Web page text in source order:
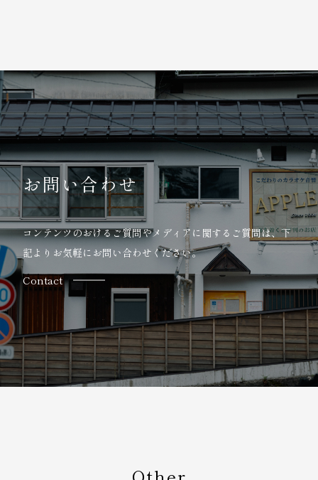
お問い合わせ
コンテンツのおけるご質問やメディアに関するご質問は、下
記よりお気軽にお問い合わせください。
Contact